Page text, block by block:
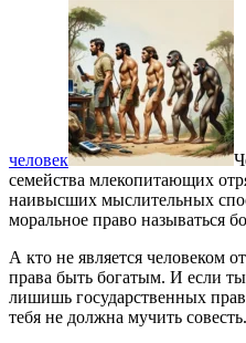
человек
семейства млекопитающих
наивысших мыслительных
моральное право называться
А кто не является человеком
права быть богатым. И если
лишишь государственных
тебя не должна мучить совесть.